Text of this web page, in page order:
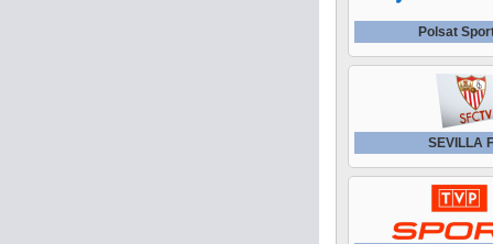
Polsat
SEVILLA